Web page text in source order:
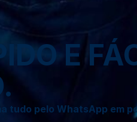
E
tudo pelo WhatsApp em